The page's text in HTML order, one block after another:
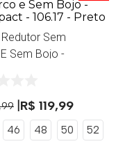
Sem
Sem Bojo -
99 R$ 119,99
46 48 50 52